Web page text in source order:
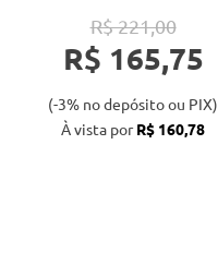
R$ 221,00
R$ 165,75
(-3% no depósito ou PIX)
À vista porR$ 160,78